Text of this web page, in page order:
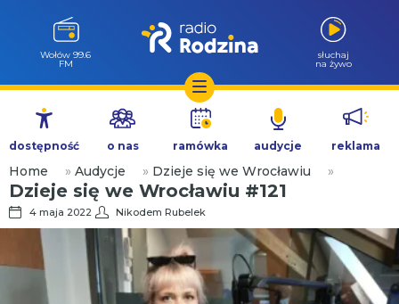
Przejdź
treści
Wołów 99.6
FM
słuchaj
na żywo
dostępność o nas ramówka audycje reklama
Home » Audycje » Dzieje się we Wrocławiu »
Dzieje się we Wrocławiu #121
4 maja 2022 Nikodem Rubelek